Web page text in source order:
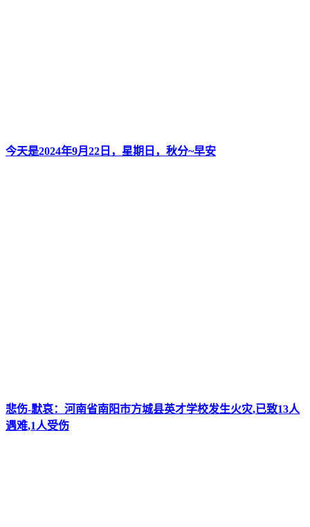
今天是2024年9月22日，星期日，秋分~早安
悲伤-默哀：河南省南阳市方城县英才学校发生火灾,已致13人
遇难,1人受伤